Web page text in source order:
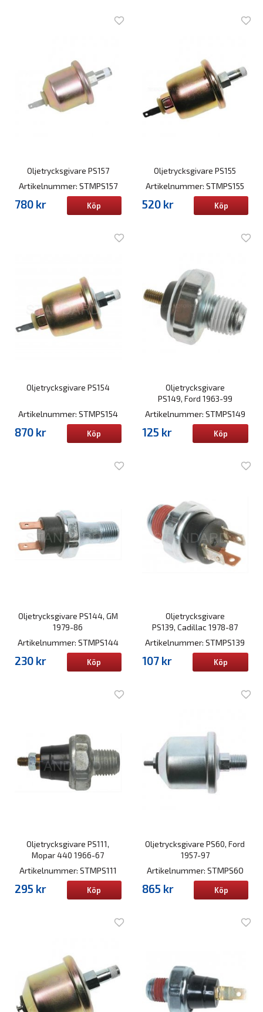
Oljetrycksgivare PS157
Artikelnummer: STMPS157
780 kr Köp
Oljetrycksgivare PS155
Artikelnummer: STMPS155
520 kr Köp
Oljetrycksgivare PS154
Artikelnummer: STMPS154
870 kr Köp
Oljetrycksgivare
PS149, Ford 1963-99
Artikelnummer: STMPS149
125 kr Köp
Oljetrycksgivare PS144, GM
1979-86
Artikelnummer: STMPS144
230 kr Köp
Oljetrycksgivare
PS139, Cadillac 1978-87
Artikelnummer: STMPS139
107 kr Köp
Oljetrycksgivare PS111,
Mopar 440 1966-67
Artikelnummer: STMPS111
295 kr Köp
Oljetrycksgivare PS60, Ford
1957-97
Artikelnummer: STMPS60
865 kr Köp